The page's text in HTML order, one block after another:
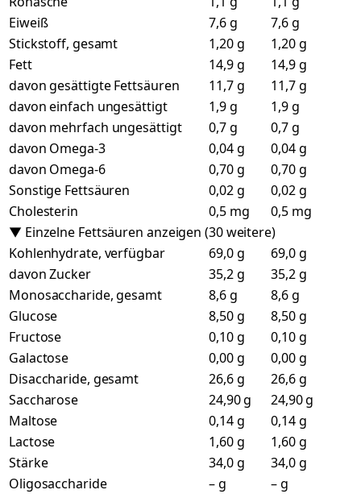
Eiweiß
7,6 g
7,6 g
Stickstoff, gesamt
1,20 g
1,20 g
Fett
14,9 g
14,9 g
davon gesättigte Fettsäuren
11,7 g
11,7 g
davon einfach ungesättigt
1,9 g
1,9 g
davon mehrfach ungesättigt
0,7 g
0,7 g
davon Omega-3
0,04 g
0,04 g
davon Omega-6
0,70 g
0,70 g
Sonstige Fettsäuren
0,02 g
0,02 g
Cholesterin
0,5 mg
0,5 mg
▼ Einzelne Fettsäuren anzeigen (30 weitere)
Kohlenhydrate, verfügbar
69,0 g
69,0 g
davon Zucker
35,2 g
35,2 g
Monosaccharide, gesamt
8,6 g
8,6 g
Glucose
8,50 g
8,50 g
Fructose
0,10 g
0,10 g
Galactose
0,00 g
0,00 g
Disaccharide, gesamt
26,6 g
26,6 g
Saccharose
24,90 g
24,90 g
Maltose
0,14 g
0,14 g
Lactose
1,60 g
1,60 g
Stärke
34,0 g
34,0 g
Oligosaccharide
– g
– g